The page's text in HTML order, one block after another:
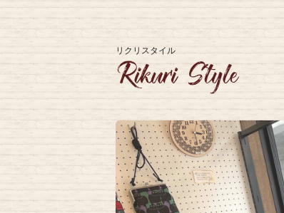
リクリスタイル